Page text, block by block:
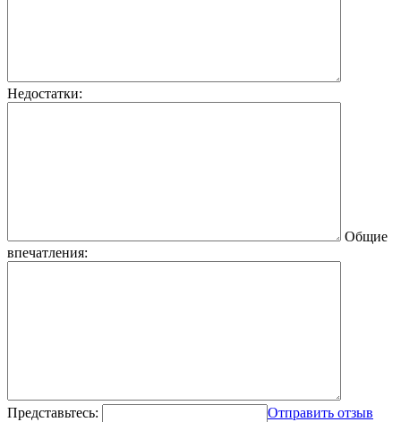
Недостатки:
Общие
впечатления:
Представьтесь: Отправить отзыв